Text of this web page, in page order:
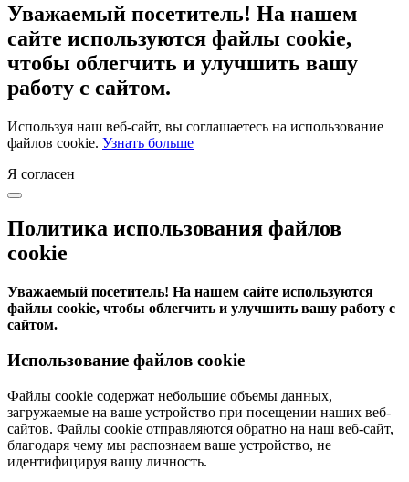
Уважаемый посетитель! На нашем
сайте используются файлы cookie,
чтобы облегчить и улучшить вашу
работу с сайтом.
Используя наш веб-сайт, вы соглашаетесь на использование
файлов cookie. Узнать больше
Я согласен
Политика использования файлов
cookie
Уважаемый посетитель! На нашем сайте используются
файлы cookie, чтобы облегчить и улучшить вашу работу с
сайтом.
Использование файлов cookie
Файлы cookie содержат небольшие объемы данных,
загружаемые на ваше устройство при посещении наших веб-
сайтов. Файлы cookie отправляются обратно на наш веб-сайт,
благодаря чему мы распознаем ваше устройство, не
идентифицируя вашу личность.